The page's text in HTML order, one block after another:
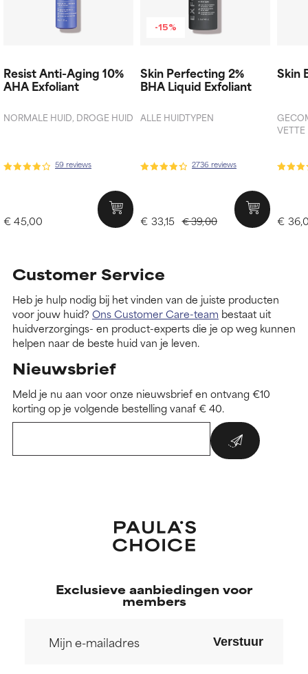
Resist Anti-Aging 10%
AHA Exfoliant
NORMALE HUID, DROGE HUID
59 reviews
€ 45,00
-15%
Skin Perfecting 2%
BHA Liquid Exfoliant
ALLE HUIDTYPEN
2736 reviews
€ 39,00
€ 33,15
Skin
€
Customer Service
Heb je hulp nodig bij het vinden van de juiste producten
voor jouw huid? Ons Customer Care-team bestaat uit
huidverzorgings- en product-experts die je op weg kunnen
helpen naar de beste huid van je leven.
Nieuwsbrief
Meld je nu aan voor onze nieuwsbrief en ontvang €10
korting op je volgende bestelling vanaf € 40.
Exclusieve aanbiedingen voor
members
Verstuur